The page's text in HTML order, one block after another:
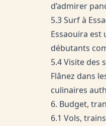
d’admirer
5.3 Surf à
Essaouira est
débutants
5.4 Visite des
Flânez dans
culinaires
6. Budget,
6.1 Vols,